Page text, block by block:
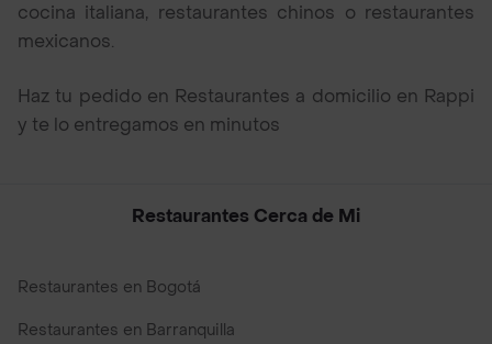
cocina italiana, restaurantes chinos o restaurantes
mexicanos.
Haz tu pedido en Restaurantes a domicilio en Rappi
y te lo entregamos en minutos
Restaurantes Cerca de Mi
Restaurantes en Bogotá
Restaurantes en Barranquilla